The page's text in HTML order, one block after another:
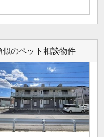
のペット相談物件